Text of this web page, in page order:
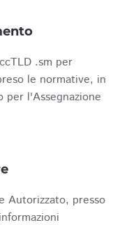
.sm per
le normative, in
per l'Assegnazione
Autorizzato, presso